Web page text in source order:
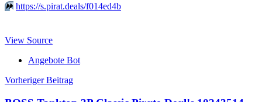
⏩️ https://s.pirat.deals/f014ed4b
View Source
Angebote Bot
Beitragsnavigation
Vorheriger Beitrag